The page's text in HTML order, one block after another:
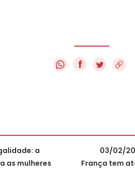
f
a
as mulheres
03/02/
França tem